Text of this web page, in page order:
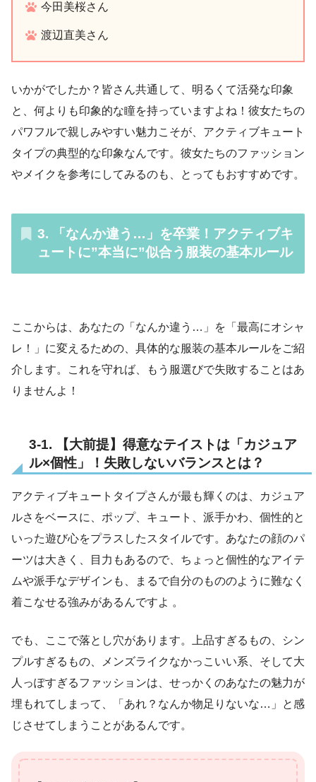
今田美桜さん
渡辺直美さん
いかがでしたか？皆さん共通して、明るくて活発な印象
と、何よりも印象的な瞳を持っていますよね！彼女たちの
パワフルで親しみやすい魅力こそが、アクティブキュート
タイプの典型的な印象なんです。彼女たちのファッション
やメイクを参考にしてみるのも、とってもおすすめです。
3. 「なんか違う…」を卒業！アクティブキ
ュートに”本当に”似合う服装の基本ルール
ここからは、あなたの「なんか違う…」を「最高にオシャ
レ！」に変えるための、具体的な服装の基本ルールをご紹
介します。これを守れば、もう服選びで失敗することはあ
りませんよ！
3-1. 【大前提】得意なテイストは「カジュア
ル×個性」！失敗しないバランスとは？
アクティブキュートタイプさんが最も輝くのは、カジュア
ルさをベースに、ポップ、キュート、派手かわ、個性的と
いった遊び心をプラスしたスタイルです。あなたの顔のパ
ーツは大きく、目力もあるので、ちょっと個性的なアイテ
ムや派手なデザインも、まるで自分のもののように難なく
着こなせる強みがあるんですよ 。
でも、ここで落とし穴があります。上品すぎるもの、シン
プルすぎるもの、メンズライクなかっこいい系、そして大
人っぽすぎるファッションは、せっかくのあなたの魅力が
埋もれてしまって、「あれ？なんか物足りないな…」と感
じさせてしまうことがあるんです。